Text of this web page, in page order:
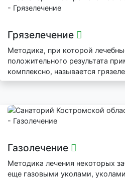
Грязелечение
Методика, при которой
положительного результата
комплексно, называется
Газолечение
Методика лечения некоторых
еще газовыми уколами,